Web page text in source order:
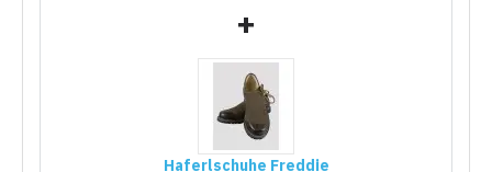
+
Haferlschuhe Freddie